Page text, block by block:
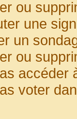
ou
une
un
ou
accéder
voter